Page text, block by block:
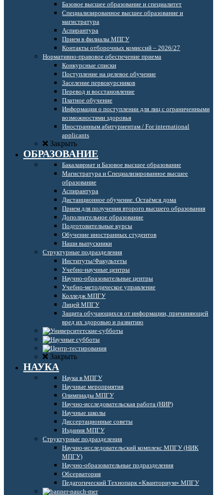
Базовое высшее образование и специалитет
Специализированное высшее образование и
магистратура
Аспирантура
Прием в филиалы МПГУ
Контакты отборочных комиссий – 2026/27
Нормативно-правовое обеспечение приема
Конкурсные списки
Поступление на целевое обучение
Заселение первокурсников
Перевод и восстановление
Платное обучение
Информация о поступлении для лиц с ограниченными
возможностями здоровья
Иностранным абитуриентам / For international
applicants
Закрыть
ОБРАЗОВАНИЕ
Бакалавриат и Базовое высшее образование
Магистратура и Специализированное высшее
образование
Аспирантура
Дистанционное обучение. Остаёмся дома
Прием для получения второго высшего образования
Дополнительное образование
Подготовительные курсы
Обучение иностранных студентов
Наши выпускники
Структурные подразделения
Институты/Факультеты
Учебно-научные центры
Научно-образовательные центры
Учебно-методическое управление
Колледж МПГУ
Лицей МПГУ
Защита обучающихся от информации, причиняющей
вред их здоровью и развитию
Закрыть
НАУКА
Наука в МПГУ
Научные мероприятия
Олимпиады МПГУ
Научно-исследовательская работа (НИР)
Научные школы
Диссертационные советы
Издания МПГУ
Структурные подразделения
Научно-исследовательский комплекс МПГУ (НИК
МПГУ)
Научно-образовательные подразделения
Обсерватория
Педагогический Технопарк «Кванториум» МПГУ